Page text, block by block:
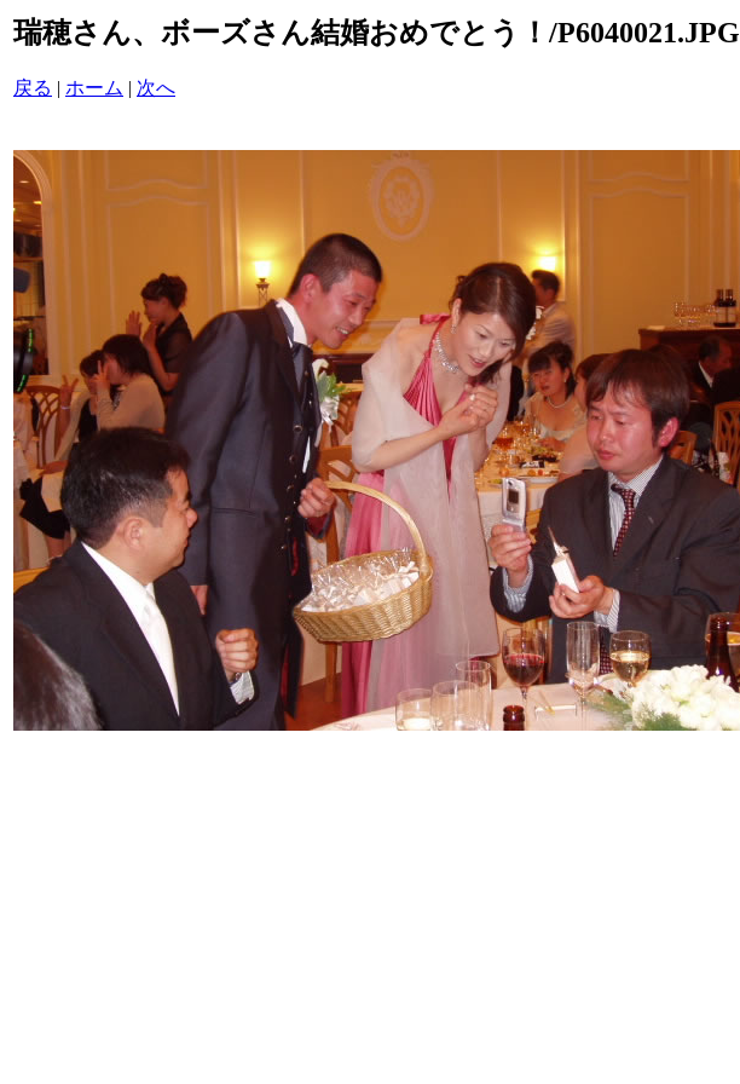
瑞穂さん、ボーズさん結婚おめでとう！/P6040021.JPG
戻る | ホーム | 次へ